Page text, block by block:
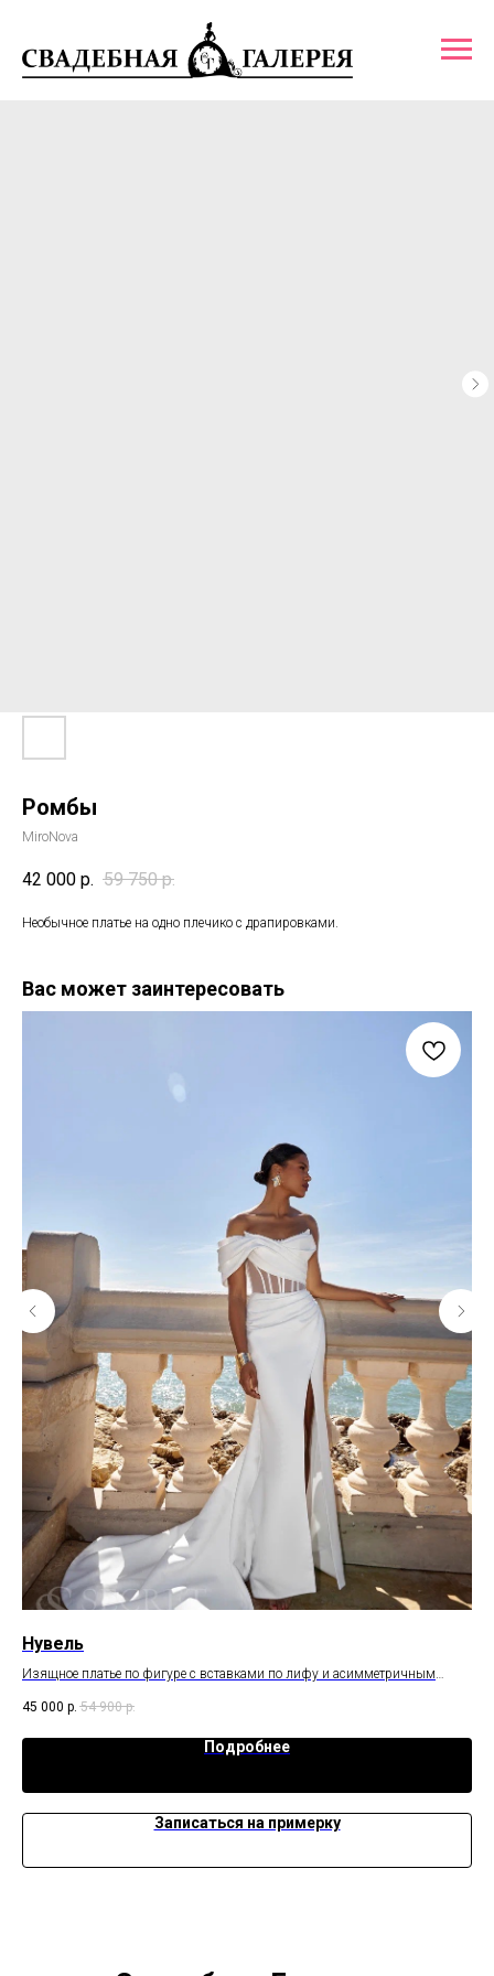
Ромбы
MiroNova
42 000 р. 59 750 р.
Необычное платье на одно плечико с драпировками.
Вас может заинтересовать
Нувель
Изящное платье по фигуре с вставками по лифу и асимметричным
45 000 р. 54 900 р.
Подробнее
Записаться на примерку